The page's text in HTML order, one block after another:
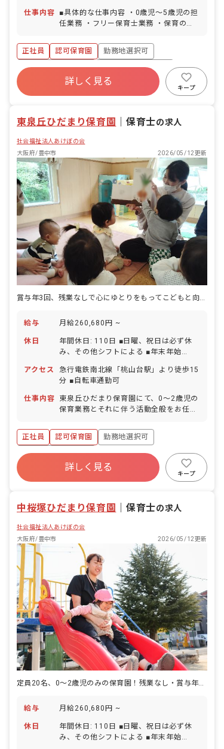
仕事内容
■具体的な仕事内容 ・0歳児～5歳児の担
任業務 ・フリー保育士業務 ・保育の記
（アプリ） ※午後はパートの先生が見守
りしてくれることが多いため、午後はタ
ブレット記録の時間も確保できます。 ■
保育理念 「子どもたちの笑顔と未来のた
めに」 安全に配慮した環境のもと、こど
もたちの笑顔のため、そして豊かな感性
とを保育理念としています。 ■保育の特
語・体操・リトミックや造形など、子ど
もたちの感性を育む体験を用意します。
※外部講師が子ども達と一緒に活動しま
正社員 認可保育園
勤務地選択可
ボーナス・賞与あり
年間休日120日以上
寮・住宅・家賃補助あり
社会保険完備
詳しく見る
キープ
東泉丘ひだまり保育園 ｜保育士の求人
社会福祉法人あけぼの会
大阪府/豊中市
2026/05/12更新
給与 月給260,680円 ~
休日
年間休日: 110日 ■日曜、祝日は必ず休
み、その他シフトによる ■年末年始
付与／1時間単位で取得可／5日以上の連
休取得可） ■産前産後・育児休暇（復帰
率100％） ■介護・看護休暇 ■慶弔休暇
アクセス
急行電鉄南北線「桃山台駅」より徒歩15
分 ■自転車通勤可
仕事内容
東泉丘ひだまり保育園にて、0〜2歳児の
保育業務とそれに伴う活動全般をお任せ
正社員
認可保育園
勤務地選択可
ボーナス・賞与あり
寮・住宅・家賃補助あり
社会保険完備
昇給昇進あり
詳しく見る
キープ
中桜塚ひだまり保育園 ｜保育士の求人
社会福祉法人あけぼの会
大阪府/豊中市
2026/05/12更新
定員20名、0～2歳児のみの保育園！残業なし・賞与年3回・経験不問♪
給与 月給260,680円 ~
休日
年間休日: 110日 ■日曜、祝日は必ず休
み、その他シフトによる ■年末年始